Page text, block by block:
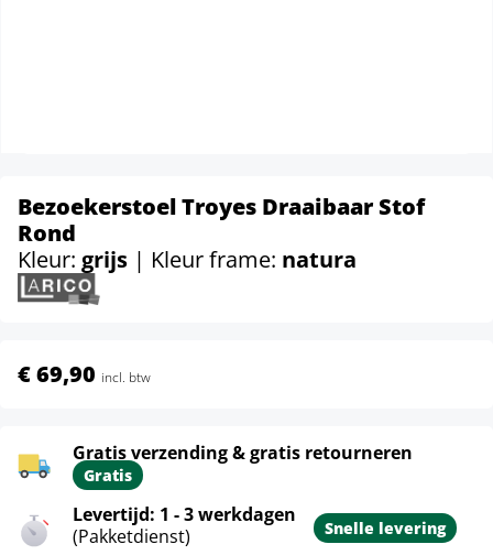
Bezoekerstoel Troyes Draaibaar Stof
Rond
Kleur: grijs | Kleur frame: natura
€ 69,90 incl. btw
Gratis verzending & gratis retourneren
Gratis
Levertijd: 1 - 3 werkdagen
(Pakketdienst)
Snelle levering